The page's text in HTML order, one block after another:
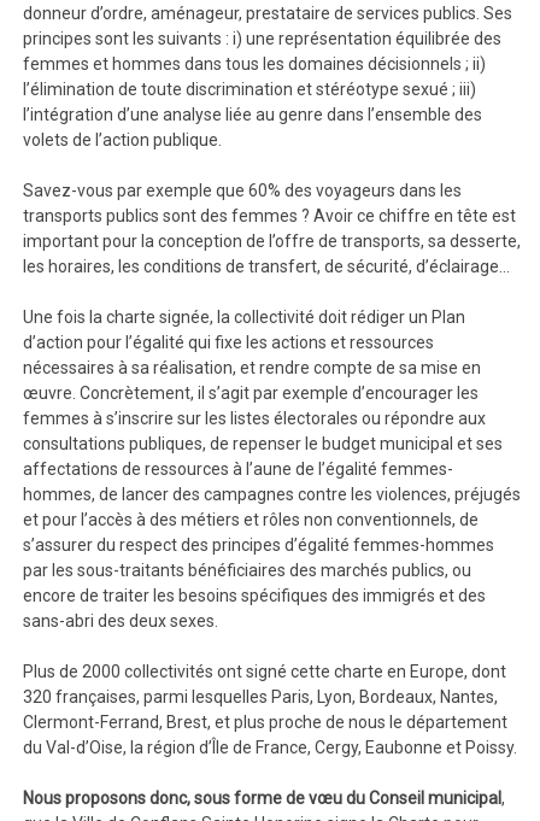
donneur d’ordre, aménageur, prestataire de services publics. Ses
principes sont les suivants : i) une représentation équilibrée des
femmes et hommes dans tous les domaines décisionnels ; ii)
l’élimination de toute discrimination et stéréotype sexué ; iii)
l’intégration d’une analyse liée au genre dans l’ensemble des
volets de l’action publique.
Savez-vous par exemple que 60% des voyageurs dans les
transports publics sont des femmes ? Avoir ce chiffre en tête est
important pour la conception de l’offre de transports, sa desserte,
les horaires, les conditions de transfert, de sécurité, d’éclairage…
Une fois la charte signée, la collectivité doit rédiger un Plan
d’action pour l’égalité qui fixe les actions et ressources
nécessaires à sa réalisation, et rendre compte de sa mise en
œuvre. Concrètement, il s’agit par exemple d’encourager les
femmes à s’inscrire sur les listes électorales ou répondre aux
consultations publiques, de repenser le budget municipal et ses
affectations de ressources à l’aune de l’égalité femmes-
hommes, de lancer des campagnes contre les violences, préjugés
et pour l’accès à des métiers et rôles non conventionnels, de
s’assurer du respect des principes d’égalité femmes-hommes
par les sous-traitants bénéficiaires des marchés publics, ou
encore de traiter les besoins spécifiques des immigrés et des
sans-abri des deux sexes.
Plus de 2000 collectivités ont signé cette charte en Europe, dont
320 françaises, parmi lesquelles Paris, Lyon, Bordeaux, Nantes,
Clermont-Ferrand, Brest, et plus proche de nous le département
du Val-d’Oise, la région d’Île de France, Cergy, Eaubonne et Poissy.
Nous proposons donc, sous forme de vœu du Conseil municipal,